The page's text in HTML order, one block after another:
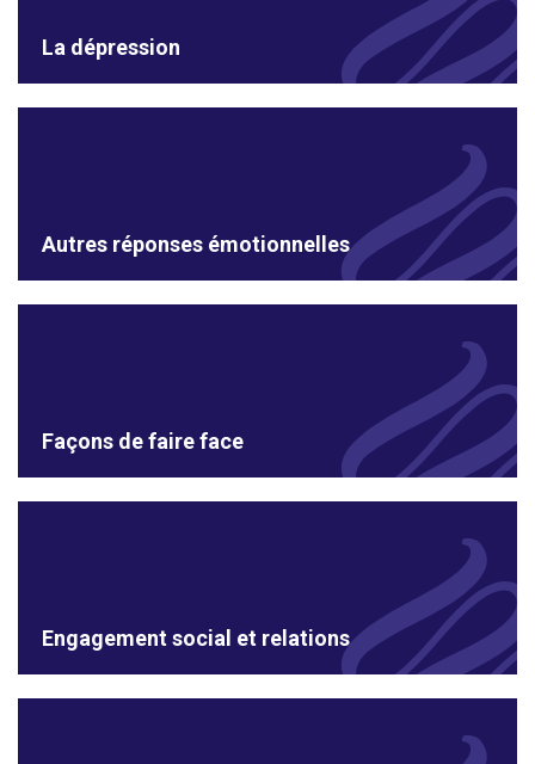
La dépression
Autres réponses émotionnelles
Façons de faire face
Engagement social et relations